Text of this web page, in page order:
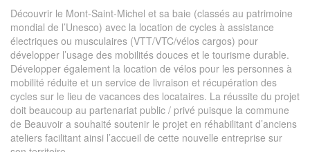
Découvrir le Mont-Saint-Michel et sa baie (classés au patrimoine
mondial de l’Unesco) avec la location de cycles à assistance
électriques ou musculaires (VTT/VTC/vélos cargos) pour
développer l’usage des mobilités douces et le tourisme durable.
Développer également la location de vélos pour les personnes à
mobilité réduite et un service de livraison et récupération des
cycles sur le lieu de vacances des locataires. La réussite du projet
doit beaucoup au partenariat public / privé puisque la commune
de Beauvoir a souhaité soutenir le projet en réhabilitant d’anciens
ateliers facilitant ainsi l’accueil de cette nouvelle entreprise sur